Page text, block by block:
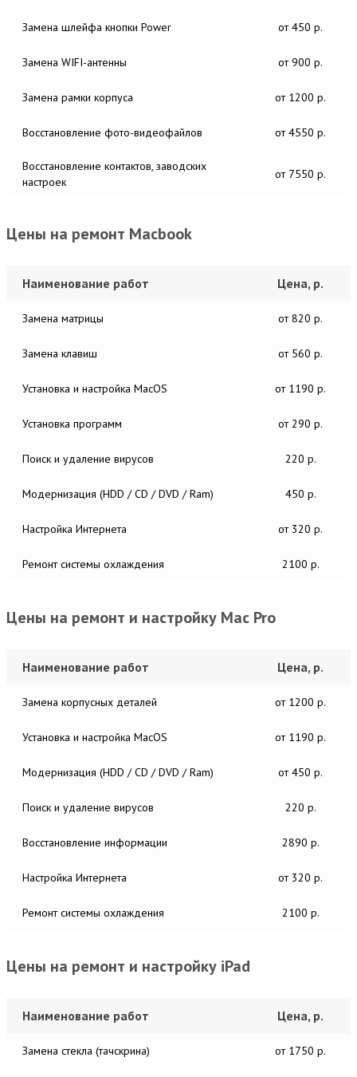
Замена шлейфа кнопки Power от 450 р.
Замена WIFI-антенны от 900 р.
Замена рамки корпуса от 1200 р.
Восстановление фото-видеофайлов от 4550 р.
Восстановление контактов, заводских
настроек
от 7550 р.
Цены на ремонт Macbook
Наименование работ Цена, р.
Замена матрицы от 820 р.
Замена клавиш от 560 р.
Установка и настройка MacОS от 1190 р.
Установка программ от 290 р.
Поиск и удаление вирусов 220 р.
Модернизация (HDD / CD / DVD / Ram) 450 р.
Настройка Интернета от 320 р.
Ремонт системы охлаждения 2100 р.
Цены на ремонт и настройку Mac Pro
Наименование работ Цена, р.
Замена корпусных деталей от 1200 р.
Установка и настройка MacОS от 1190 р.
Модернизация (HDD / CD / DVD / Ram) от 450 р.
Поиск и удаление вирусов 220 р.
Восстановление информации 2890 р.
Настройка Интернета от 320 р.
Ремонт системы охлаждения 2100 р.
Цены на ремонт и настройку iPad
Наименование работ Цена, р.
Замена стекла (тачскрина) от 1750 р.